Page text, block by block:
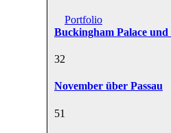
Portfolio
Buckingham Palace
32
November über Passau
51